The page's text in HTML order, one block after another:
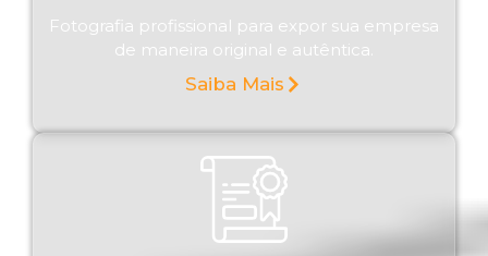
Fotografia profissional para expor sua empresa
de maneira original e autêntica.
Saiba Mais